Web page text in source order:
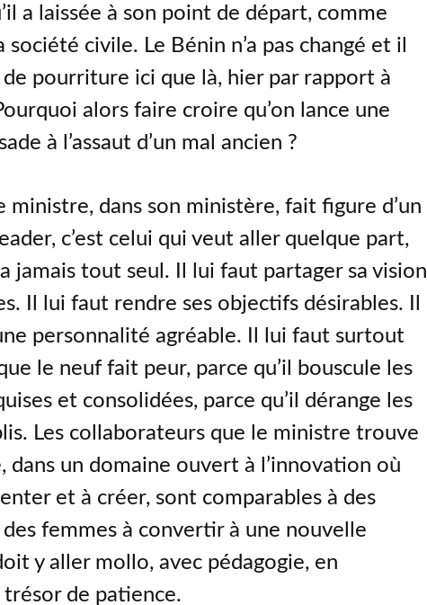
a laissée à son point de départ, comme
société civile. Le Bénin n’a pas changé et il
de pourriture ici que là, hier par rapport à
alors faire croire qu’on lance une
à l’assaut d’un mal ancien ?
ministre, dans son ministère, fait figure d’un
c’est celui qui veut aller quelque part,
jamais tout seul. Il lui faut partager sa vision
Il lui faut rendre ses objectifs désirables. Il
personnalité agréable. Il lui faut surtout
le neuf fait peur, parce qu’il bouscule les
et consolidées, parce qu’il dérange les
Les collaborateurs que le ministre trouve
dans un domaine ouvert à l’innovation où
et à créer, sont comparables à des
femmes à convertir à une nouvelle
y aller mollo, avec pédagogie, en
de patience.